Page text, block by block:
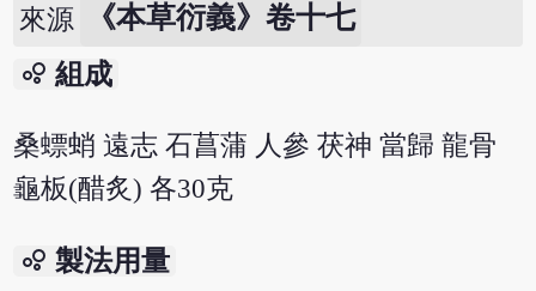
來源 《本草衍義》卷十七
bubble_chart 組成
桑螵蛸 遠志 石菖蒲 人參 茯神 當歸 龍骨
龜板(醋炙) 各30克
bubble_chart 製法用量